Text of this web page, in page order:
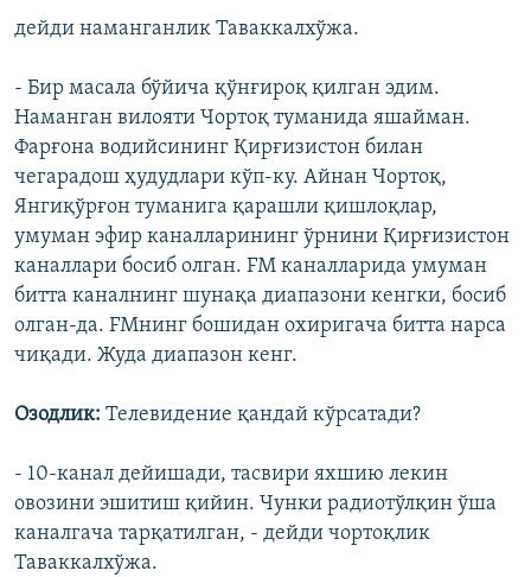
дейди наманганлик Таваккалхўжа.
- Бир масала бўйича қўнғироқ қилган эдим.
Наманган вилояти Чортоқ туманида яшайман.
Фарғона водийсининг Қирғизистон билан
чегарадош ҳудудлари кўп-ку. Айнан Чортоқ,
Янгиқўрғон туманига қарашли қишлоқлар,
умуман эфир каналларининг ўрнини Қирғизистон
каналлари босиб олган. FM каналларида умуман
битта каналнинг шунақа диапазони кенгки, босиб
олган-да. FMнинг бошидан охиригача битта нарса
чиқади. Жуда диапазон кенг.
Озодлик: Телевидение қандай кўрсатади?
- 10-канал дейишади, тасвири яхшию лекин
овозини эшитиш қийин. Чунки радиотўлқин ўша
каналгача тарқатилган, - дейди чортоқлик
Таваккалхўжа.